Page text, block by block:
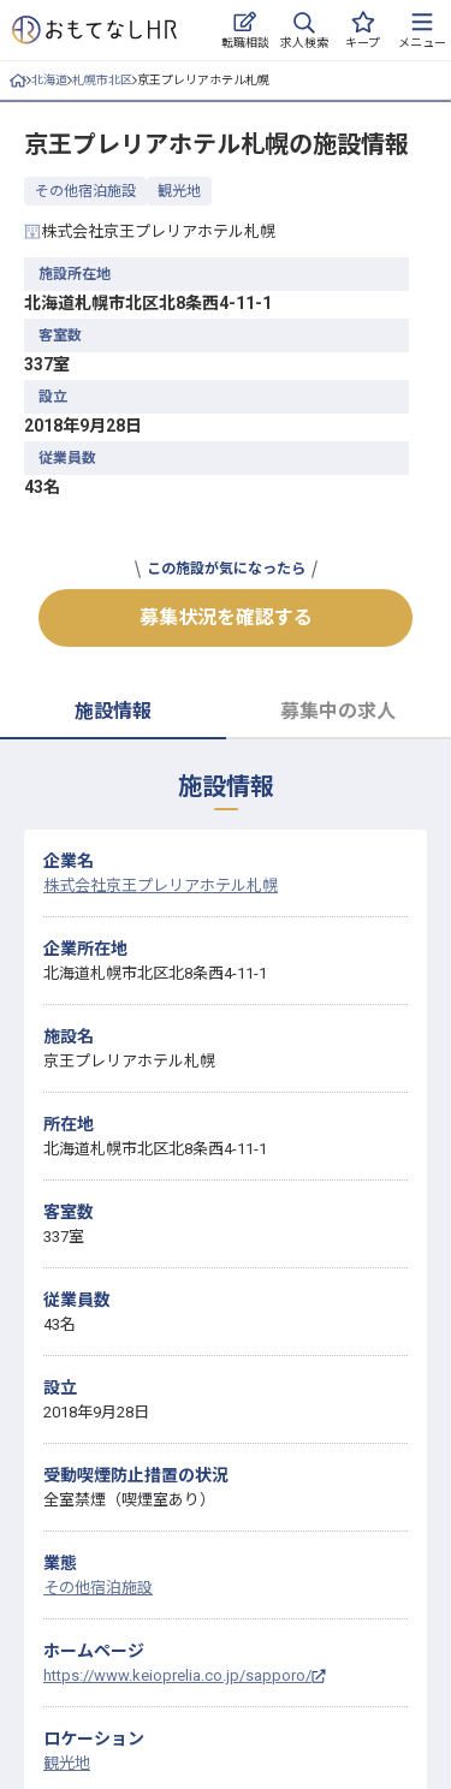
転職相談 求人検索 キープ メニュー
ログイン
求人・施設を探す
キープした求人
おもてなしHRについて
ご利用の流れ
よくある質問
無料 転職サポートに申し込む
採用をお考えの企業様へ
北海道 札幌市北区 京王プレリアホテル札幌
京王プレリアホテル札幌の施設情報
その他宿泊施設 観光地
株式会社京王プレリアホテル札幌
施設所在地
北海道札幌市北区北8条西4-11-1
客室数
337室
設立
2018年9月28日
従業員数
43名
この施設が気になったら
募集状況を確認する
施設情報 募集中の求人
施設情報
企業名
株式会社京王プレリアホテル札幌
企業所在地
北海道札幌市北区北8条西4-11-1
施設名
京王プレリアホテル札幌
所在地
北海道札幌市北区北8条西4-11-1
客室数
337室
従業員数
43名
設立
2018年9月28日
受動喫煙防止措置の状況
全室禁煙（喫煙室あり）
業態
その他宿泊施設
ホームページ
https://www.keioprelia.co.jp/sapporo/
ロケーション
観光地